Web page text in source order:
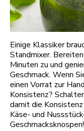
Einige Klassiker
Standmixer.
Minuten zu und
Geschmack. Wenn
einen Vorrat zur
Konsistenz?
damit die
Käse- und
Geschmacksknospen!